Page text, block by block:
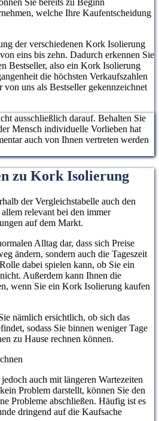
Sie bereits zu Beginn
welche Ihre Kaufentscheidung
der verschiedenen Kork Isolierung
eins bis zehn. Dadurch erkennen Sie
Bestseller, also ein Kork Isolierung
die höchsten Verkaufszahlen
uns als Bestseller gekennzeichnet
ausschließlich darauf. Behalten Sie
Mensch individuelle Vorlieben hat
auch von Ihnen vertreten werden
zu Kork Isolierung
der Vergleichstabelle auch den
relevant bei den immer
auf dem Markt.
Alltag dar, dass sich Preise
ändern, sondern auch die Tageszeit
dabei spielen kann, ob Sie ein
Außerdem kann Ihnen die
wenn Sie ein Kork Isolierung kaufen
nämlich ersichtlich, ob sich das
sodass Sie binnen weniger Tage
zu Hause rechnen können.
auch mit längeren Wartezeiten
Problem darstellt, können Sie den
Probleme abschließen. Häufig ist es
dringend auf die Kaufsache